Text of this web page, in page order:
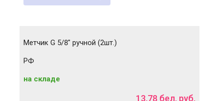
Метчик G 5/8" ручной (2шт.)
РФ
на складе
13.78 бел. руб.